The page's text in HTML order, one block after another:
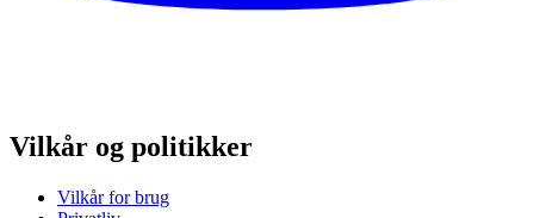
Vilkår og politikker
Vilkår for brug